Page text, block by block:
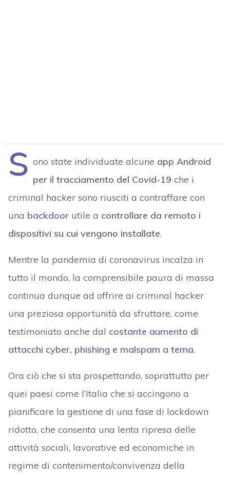
S ono state individuate alcune app Android
per il tracciamento del Covid-19 che i
criminal hacker sono riusciti a contraffare con
una backdoorutile a controllare da remoto i
dispositivi su cui vengono installate.
Mentre la pandemia di coronavirus incalza in
tutto il mondo, la comprensibile paura di massa
continua dunque ad offrire ai criminal hacker
una preziosa opportunità da sfruttare, come
testimoniato anche dal costante aumento di
attacchi cyber, phishing e malspam a tema.
Ora ciò che si sta prospettando, soprattutto per
quei paesi come l’Italia che si accingono a
pianificare la gestione di una fase di lockdown
ridotto, che consenta una lenta ripresa delle
attività sociali, lavorative ed economiche in
regime di contenimento/convivenza della